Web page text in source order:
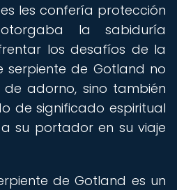
les confería protección
la sabiduría
los desafíos de la
serpiente de Gotland no
adorno, sino también
de significado espiritual
su portador en su viaje
de Gotland es un